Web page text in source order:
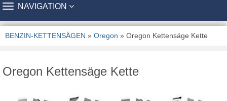
TOGGLE
NAVIGATION
BENZIN-KETTENSÄGEN » Oregon » Oregon Kettensäge Kette
Oregon Kettensäge Kette